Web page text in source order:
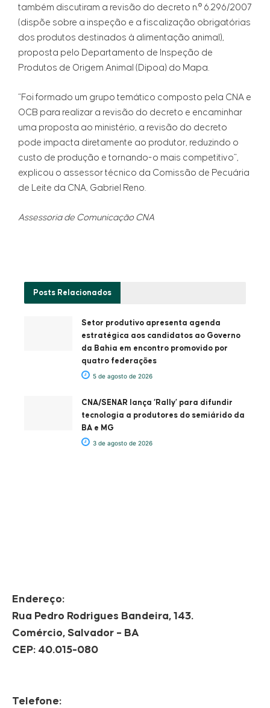
também discutiram a revisão do decreto n.º 6.296/2007
(dispõe sobre a inspeção e a fiscalização obrigatórias
dos produtos destinados à alimentação animal),
proposta pelo Departamento de Inspeção de
Produtos de Origem Animal (Dipoa) do Mapa.
“Foi formado um grupo temático composto pela CNA e
OCB para realizar a revisão do decreto e encaminhar
uma proposta ao ministério, a revisão do decreto
pode impacta diretamente ao produtor, reduzindo o
custo de produção e tornando-o mais competitivo”,
explicou o assessor técnico da Comissão de Pecuária
de Leite da CNA, Gabriel Reno.
Assessoria de Comunicação CNA
Posts Relacionados
Setor produtivo apresenta agenda
estratégica aos candidatos ao Governo
da Bahia em encontro promovido por
quatro federações
5 de agosto de 2026
CNA/SENAR lança ‘Rally’ para difundir
tecnologia a produtores do semiárido da
BA e MG
3 de agosto de 2026
Endereço:
Rua Pedro Rodrigues Bandeira, 143.
Comércio, Salvador – BA
CEP: 40.015-080
Telefone: